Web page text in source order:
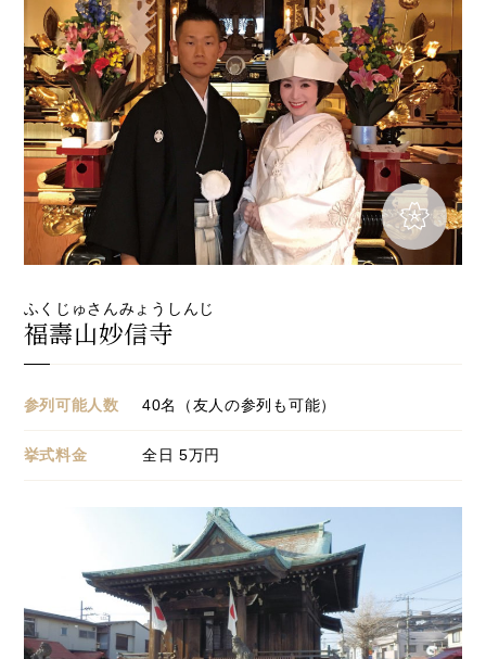
ふくじゅさんみょうしんじ
福壽山妙信寺
参列可能人数 40名（友人の参列も可能）
挙式料金 全日 5万円